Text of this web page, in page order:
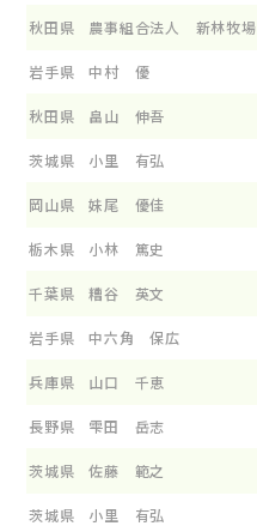
秋田県 農事組合法人 新林牧場
岩手県 中村 優
秋田県 畠山 伸吾
茨城県 小里 有弘
岡山県 妹尾 優佳
栃木県 小林 篤史
千葉県 糟谷 英文
岩手県 中六角 保広
兵庫県 山口 千恵
長野県 雫田 岳志
茨城県 佐藤 範之
茨城県 小里 有弘